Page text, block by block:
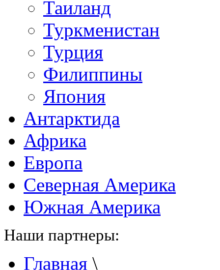
Таиланд
Туркменистан
Турция
Филиппины
Япония
Антарктида
Африка
Европа
Северная Америка
Южная Америка
Наши партнеры:
Главная \